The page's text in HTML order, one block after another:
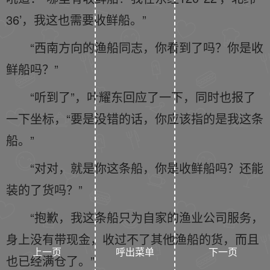
36’，我这也需要收鲜船。”
“西南方向的渔船同志，你看到了吗？你是收
鲜船吗？”
“听到了”，叶耀东回应了一下，同时也报了
一下坐标，“要是没错的话，你应该指的是我这条
船。”
“对对，就是你这条船，你是收鲜船吗？还能
装的了货吗？”
“抱歉，我这条船只为自家的渔业公司服务，
身上没有带现金，收过不了其他渔船的货，而且
也已经满仓了。”
上一页 下一页
呼出菜单